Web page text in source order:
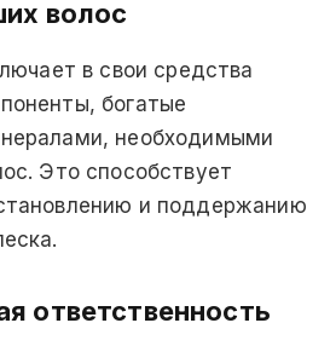
волос
в свои средства
богатые
необходимыми
Это способствует
и поддержанию
ответственность